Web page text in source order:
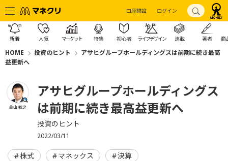
口座開設 ログイン
新着 人気 マーケット 特集 初心者 ライフデザイン 連載 著者 商
HOME 投資のヒント
アサヒグループホールディングスは前期に続き最高
益更新へ
金山 敏之
アサヒグループホールディングス
は前期に続き最高益更新へ
投資のヒント
2022/03/11
株式 マネックス 決算